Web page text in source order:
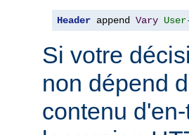
Header append Vary
Si votre
non dépend
contenu